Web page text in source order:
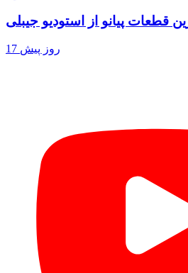
قطعات پیانو از استودیو جیبلی
17 روز پیش